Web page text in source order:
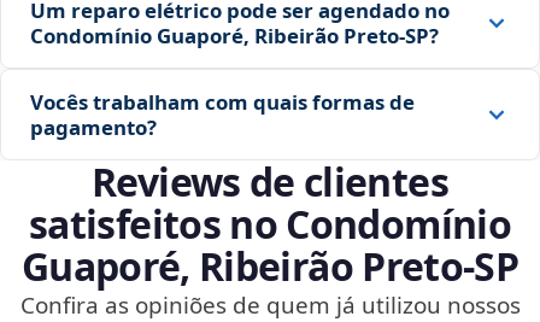
Um reparo elétrico pode ser agendado no
Condomínio Guaporé, Ribeirão Preto‑SP?
Vocês trabalham com quais formas de
pagamento?
Reviews de clientes
satisfeitos no Condomínio
Guaporé, Ribeirão Preto‑SP
Confira as opiniões de quem já utilizou nossos